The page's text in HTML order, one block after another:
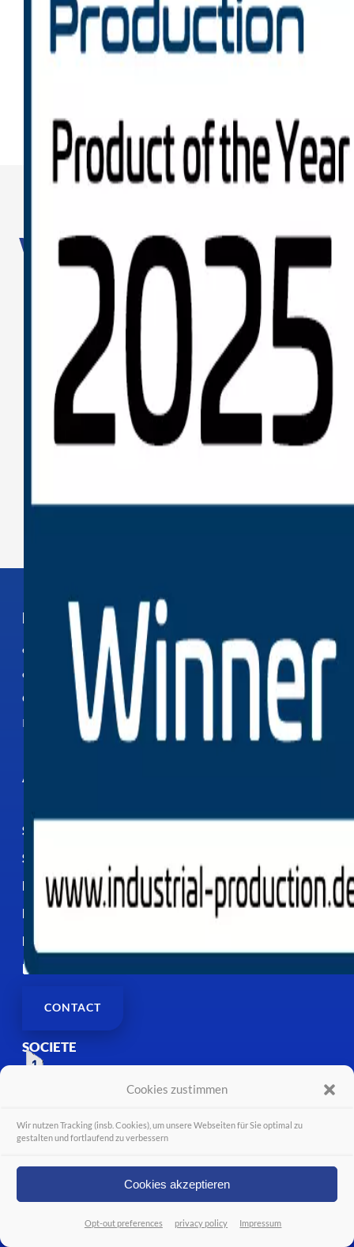
Cookies zustimmen
Wir nutzen Tracking (insb. Cookies), um unsere Webseiten für Sie optimal zu
gestalten und fortlaufend zu verbessern
Cookies akzeptieren
Opt-out preferences privacy policy Impressum
WIFERIONPARTENAIRES&
PARTENAIRES
PRODUIT
etaLINK 3000
etaSTORE
CW 1000
Installation
APPLICATIONS
SOCIETE
SERVICE
ÉVÉNEMENTS
FAQ
PARTNER
DOWNLOAD
CONTACT
SOCIETE
FAQ
CONTACT